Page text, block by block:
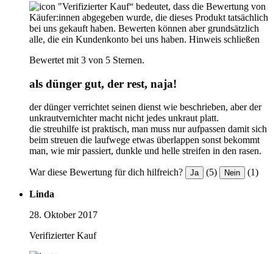
"Verifizierter Kauf“ bedeutet, dass die Bewertung von
Käufer:innen abgegeben wurde, die dieses Produkt tatsächlich
bei uns gekauft haben. Bewerten können aber grundsätzlich
alle, die ein Kundenkonto bei uns haben. Hinweis schließen
Bewertet mit 3 von 5 Sternen.
als dünger gut, der rest, naja!
der dünger verrichtet seinen dienst wie beschrieben, aber der
unkrautvernichter macht nicht jedes unkraut platt.
die streuhilfe ist praktisch, man muss nur aufpassen damit sich
beim streuen die laufwege etwas überlappen sonst bekommt
man, wie mir passiert, dunkle und helle streifen in den rasen.
War diese Bewertung für dich hilfreich? Ja (5) Nein (1)
Linda
28. Oktober 2017
Verifizierter Kauf